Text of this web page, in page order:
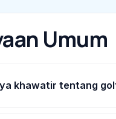
Umum
khawatir tentang